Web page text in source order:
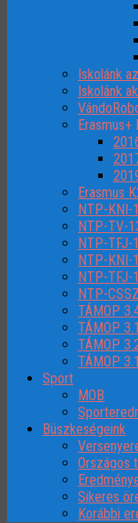
Iskolánk
Iskolánk
Erasmus+
Erasmus
NTP-KNI-
NTP-TV-
NTP-TFJ-
NTP-KNI-
NTP-TFJ-
NTP-
TÁMOP
TÁMOP
TÁMOP
TÁMOP
Sport
MOB
Büszkeségeink
Országos
Sikeres
Korábbi